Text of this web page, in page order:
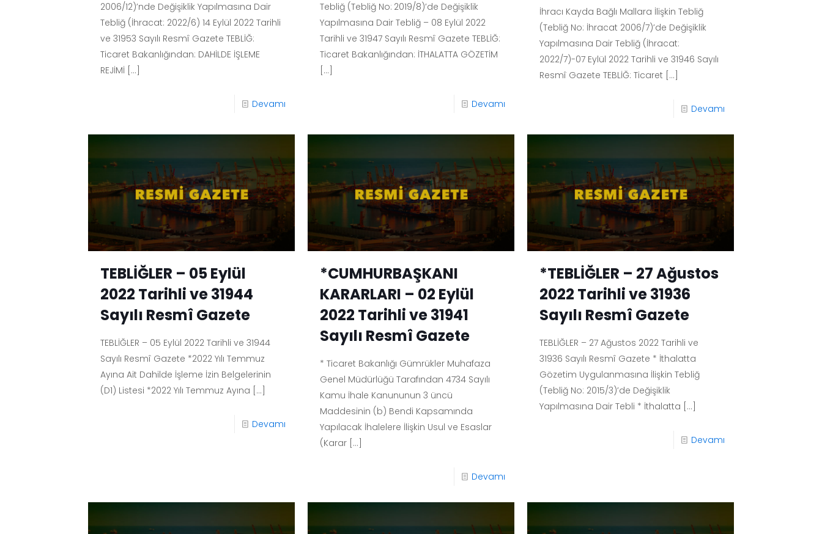
2006/12)’nde Değişiklik Yapılmasına Dair
Tebliğ (İhracat: 2022/6) 14 Eylül 2022 Tarihli
ve 31953 Sayılı Resmî Gazete TEBLİĞ:
Ticaret Bakanlığından: DAHİLDE İŞLEME
REJİMİ […]
Devamı
Tebliğ (Tebliğ No: 2019/8)’de Değişiklik
Yapılmasına Dair Tebliğ – 08 Eylül 2022
Tarihli ve 31947 Sayılı Resmî Gazete TEBLİĞ:
Ticaret Bakanlığından: İTHALATTA GÖZETİM
[…]
Devamı
İhracı Kayda Bağlı Mallara İlişkin Tebliğ
(Tebliğ No: İhracat 2006/7)’de Değişiklik
Yapılmasına Dair Tebliğ (İhracat:
2022/7)-07 Eylül 2022 Tarihli ve 31946 Sayılı
Resmî Gazete TEBLİĞ: Ticaret […]
Devamı
TEBLİĞLER – 05 Eylül
2022 Tarihli ve 31944
Sayılı Resmî Gazete
TEBLİĞLER – 05 Eylül 2022 Tarihli ve 31944
Sayılı Resmî Gazete *2022 Yılı Temmuz
Ayına Ait Dahilde İşleme İzin Belgelerinin
(D1) Listesi *2022 Yılı Temmuz Ayına […]
Devamı
*CUMHURBAŞKANI
KARARLARI – 02 Eylül
2022 Tarihli ve 31941
Sayılı Resmî Gazete
* Ticaret Bakanlığı Gümrükler Muhafaza
Genel Müdürlüğü Tarafından 4734 Sayılı
Kamu İhale Kanununun 3 üncü
Maddesinin (b) Bendi Kapsamında
Yapılacak İhalelere İlişkin Usul ve Esaslar
(Karar […]
Devamı
*TEBLİĞLER – 27 Ağustos
2022 Tarihli ve 31936
Sayılı Resmî Gazete
TEBLİĞLER – 27 Ağustos 2022 Tarihli ve
31936 Sayılı Resmî Gazete * İthalatta
Gözetim Uygulanmasına İlişkin Tebliğ
(Tebliğ No: 2015/3)’de Değişiklik
Yapılmasına Dair Tebli * İthalatta […]
Devamı